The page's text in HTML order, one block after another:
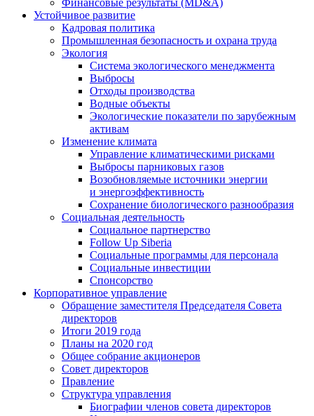
Финансовые результаты (MD&A)
Устойчивое развитие
Кадровая политика
Промышленная безопасность и охрана труда
Экология
Система экологического менеджмента
Выбросы
Отходы производства
Водные объекты
Экологические показатели по зарубежным
активам
Изменение климата
Управление климатическими рисками
Выбросы парниковых газов
Возобновляемые источники энергии
и энергоэффективность
Сохранение биологического разнообразия
Социальная деятельность
Социальное партнерство
Follow Up Siberia
Социальные программы для персонала
Социальные инвестиции
Спонсорство
Корпоративное управление
Обращение заместителя Председателя Совета
директоров
Итоги 2019 года
Планы на 2020 год
Общее собрание акционеров
Совет директоров
Правление
Структура управления
Биографии членов совета директоров